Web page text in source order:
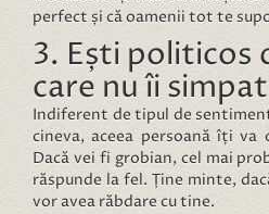
perfect și că oamenii tot te
3. Ești politicos
care nu îi
Indiferent de tipul de
cineva, aceea persoană îți va
Dacă vei fi grobian, cel mai
răspunde la fel. Ține minte,
vor avea răbdare cu tine.